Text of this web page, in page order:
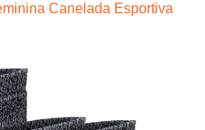
Canelada Esportiva